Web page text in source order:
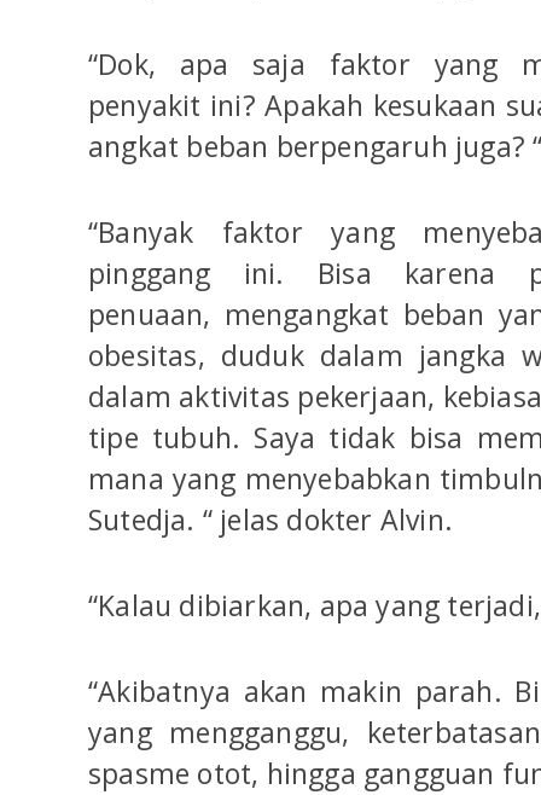
“Dok, apa saja faktor yang
penyakit ini? Apakah kesukaan
angkat beban berpengaruh juga?
“Banyak faktor yang
pinggang ini. Bisa karena
penuaan, mengangkat beban
obesitas, duduk dalam jangka
dalam aktivitas pekerjaan,
tipe tubuh. Saya tidak bisa
mana yang menyebabkan
Sutedja. “ jelas dokter Alvin.
“Kalau dibiarkan, apa yang
“Akibatnya akan makin parah.
yang mengganggu,
spasme otot, hingga gangguan